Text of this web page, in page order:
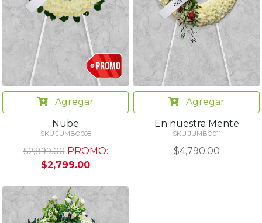
Agregar
Nube
SKU JUMBO008
$2,899.00 PROMO:
$2,799.00
Agregar
En nuestra Mente
SKU JUMBO011
$4,790.00